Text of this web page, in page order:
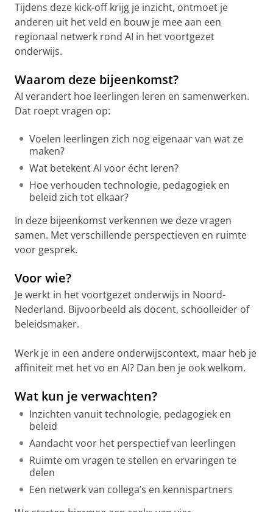
Tijdens deze kick-off krijg je inzicht, ontmoet je
anderen uit het veld en bouw je mee aan een
regionaal netwerk rond AI in het voortgezet
onderwijs.
Waarom deze bijeenkomst?
AI verandert hoe leerlingen leren en samenwerken.
Dat roept vragen op:
Voelen leerlingen zich nog eigenaar van wat ze
maken?
Wat betekent AI voor écht leren?
Hoe verhouden technologie, pedagogiek en
beleid zich tot elkaar?
In deze bijeenkomst verkennen we deze vragen
samen. Met verschillende perspectieven en ruimte
voor gesprek.
Voor wie?
Je werkt in het voortgezet onderwijs in Noord-
Nederland. Bijvoorbeeld als docent, schoolleider of
beleidsmaker.
Werk je in een andere onderwijscontext, maar heb je
affiniteit met het vo en AI? Dan ben je ook welkom.
Wat kun je verwachten?
Inzichten vanuit technologie, pedagogiek en
beleid
Aandacht voor het perspectief van leerlingen
Ruimte om vragen te stellen en ervaringen te
delen
Een netwerk van collega’s en kennispartners